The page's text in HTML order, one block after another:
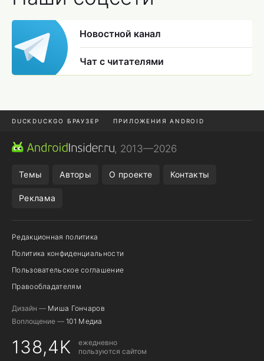
Новостной канал
Чат с читателями
DUCKDUCKGO БРАУЗЕР ПРИЛОЖЕНИЯ ANDROID
CHROME БРАУЗЕР
, 2013—2026
Темы Авторы О проекте Контакты
Реклама
Редакционная политика
Политика конфиденциальности
Пользовательское соглашение
Правообладателям
Дизайн — Миша Гончаров
Воплощение — 101 Медиа
138,4K
ежедневно
пользуются сайтом